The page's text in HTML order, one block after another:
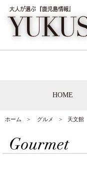
HOME
ホーム > グルメ > 天文館